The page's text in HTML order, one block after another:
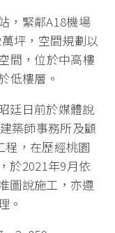
，緊鄰A18機場
坪，空間規劃以
間，位於中高樓
低樓層。
廷日前於媒體說
築師事務所及顧
程，在歷經桃園
於2021年9月依
圖說施工，亦遵
。